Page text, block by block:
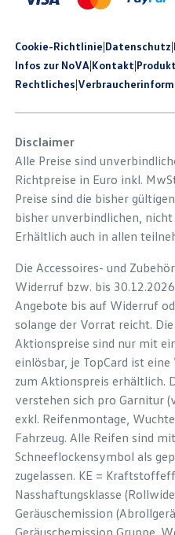
Cookie-Richtlinie|Datenschutz|
Infos zur NoVA|Kontakt|
Rechtliches|
Disclaimer
Alle Preise sind
Richtpreise in Euro inkl.
Preise sind die bisher
bisher unverbindlichen,
Erhältlich auch in allen
Die Accessoires- und
Widerruf bzw. bis
Angebote bis auf Widerruf
solange der Vorrat reicht.
Aktionspreise sind nur mit
einlösbar, je TopCard ist
zum Aktionspreis erhältlich.
verstehen sich pro Garnitur
exkl. Reifenmontage,
Fahrzeug. Alle Reifen sind
Schneeflockensymbol als
zugelassen. KE =
Nasshaftungsklasse
Geräuschemission
Geräuschemission Gruppe.